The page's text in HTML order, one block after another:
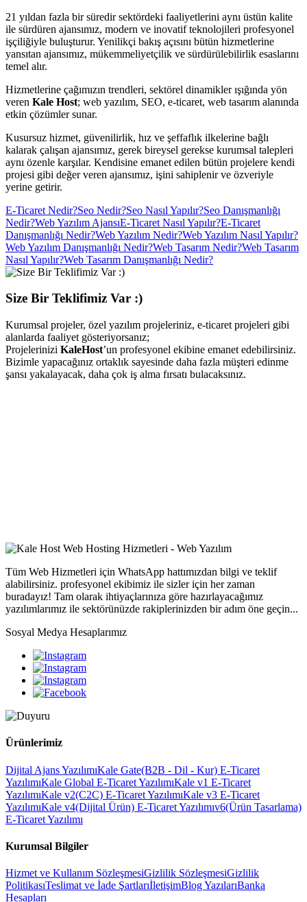
21 yıldan fazla bir süredir sektördeki faaliyetlerini aynı üstün kalite
ile sürdüren ajansımız, modern ve inovatif teknolojileri profesyonel
işçiliğiyle buluşturur. Yenilikçi bakış açısını bütün hizmetlerine
yansıtan ajansımız, mükemmeliyetçilik ve sürdürülebilirlik esaslarını
temel alır.
Hizmetlerine çağımızın trendleri, sektörel dinamikler ışığında yön
veren Kale Host; web yazılım, SEO, e-ticaret, web tasarım alanında
etkin çözümler sunar.
Kusursuz hizmet, güvenilirlik, hız ve şeffaflık ilkelerine bağlı
kalarak çalışan ajansımız, gerek bireysel gerekse kurumsal talepleri
aynı özenle karşılar. Kendisine emanet edilen bütün projelere kendi
projesi gibi değer veren ajansımız, işini sahiplenir ve özveriyle
yerine getirir.
E-Ticaret Nedir?Seo Nedir?Seo Nasıl Yapılır?Seo Danışmanlığı
Nedir?Web Yazılım AjansıE-Ticaret Nasıl Yapılır?E-Ticaret
Danışmanlığı Nedir?Web Yazılım Nedir?Web Yazılım Nasıl Yapılır?
Web Yazılım Danışmanlığı Nedir?Web Tasarım Nedir?Web Tasarım
Nasıl Yapılır?Web Tasarım Danışmanlığı Nedir?
Size Bir Teklifimiz Var :)
Kurumsal projeler, özel yazılım projeleriniz, e-ticaret projeleri gibi
alanlarda faaliyet gösteriyorsanız;
Projelerinizi KaleHost’un profesyonel ekibine emanet edebilirsiniz.
Bizimle yapacağınız ortaklık sayesinde daha fazla müşteri edinme
şansı yakalayacak, daha çok iş alma fırsatı bulacaksınız.
Tüm Web Hizmetleri için WhatsApp hattımızdan bilgi ve teklif
alabilirsiniz. profesyonel ekibimiz ile sizler için her zaman
buradayız! Tam olarak ihtiyaçlarınıza göre hazırlayacağımız
yazılımlarımız ile sektörünüzde rakiplerinizden bir adım öne geçin...
Sosyal Medya Hesaplarımız
Ürünlerimiz
Dijital Ajans YazılımıKale Gate(B2B - Dil - Kur) E-Ticaret
YazılımıKale Global E-Ticaret YazılımıKale v1 E-Ticaret
YazılımıKale v2(C2C) E-Ticaret YazılımıKale v3 E-Ticaret
YazılımıKale v4(Dijital Ürün) E-Ticaret Yazılımıv6(Ürün Tasarlama)
E-Ticaret Yazılımı
Kurumsal Bilgiler
Hizmet ve Kullanım SözleşmesiGizlilik SözleşmesiGizlilik
PolitikasıTeslimat ve İade ŞartlarıİletişimBlog YazılarıBanka
Hesapları